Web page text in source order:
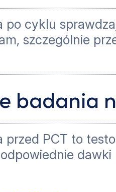
po cyklu
szczególnie
badania
przed PCT to